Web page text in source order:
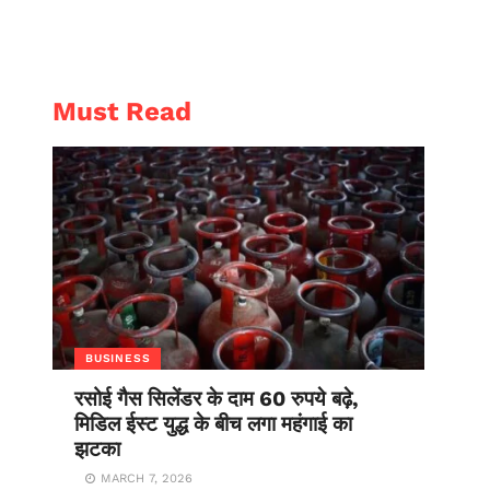
Must Read
BUSINESS
रसोई गैस सिलेंडर के दाम 60 रुपये बढ़े,
मिडिल ईस्ट युद्ध के बीच लगा महंगाई का
झटका
MARCH 7, 2026